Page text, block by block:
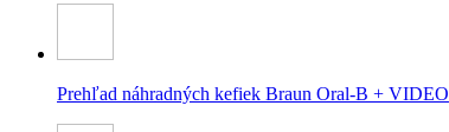
Prehľad náhradných kefiek Braun Oral-B + VIDEO